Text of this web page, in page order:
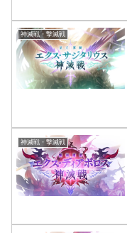
神滅戦・撃滅戦
神滅戦・撃滅戦